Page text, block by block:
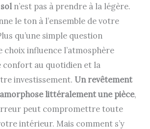
n’est pas à prendre à la légère.
le ton à l’ensemble de votre
qu’une simple question
choix influence l’atmosphère
confort au quotidien et la
investissement. Un revêtement
littéralement une pièce,
peut compromettre toute
intérieur. Mais comment s’y